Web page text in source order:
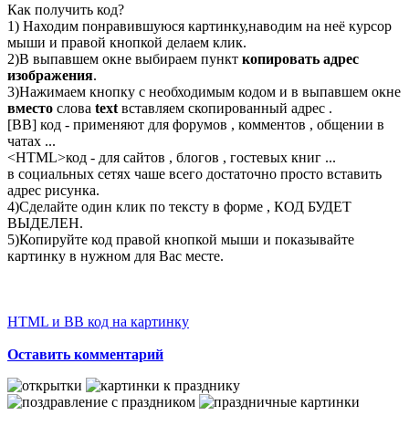
Как получить код?
1) Находим понравившуюся картинку,наводим на неё курсор
мыши и правой кнопкой делаем клик.
2)В выпавшем окне выбираем пункт копировать адрес
изображения.
3)Нажимаем кнопку с необходимым кодом и в выпавшем окне
вместо слова text вставляем скопированный адрес .
[BB] код - применяют для форумов , комментов , общении в
чатах ...
<HTML>код - для сайтов , блогов , гостевых книг ...
в социальных сетях чаше всего достаточно просто вставить
адрес рисунка.
4)Сделайте один клик по тексту в форме , КОД БУДЕТ
ВЫДЕЛЕН.
5)Копируйте код правой кнопкой мыши и показывайте
картинку в нужном для Вас месте.
HTML и BB код на картинку
Оставить комментарий